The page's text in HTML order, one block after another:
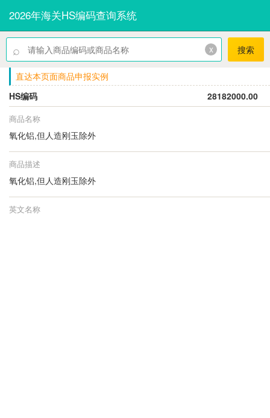
2026年海关HS编码查询系统
⌕ x 搜索
直达本页面商品申报实例
HS编码
28182000.00
商品名称
氧化铝,但人造刚玉除外
商品描述
氧化铝,但人造刚玉除外
英文名称